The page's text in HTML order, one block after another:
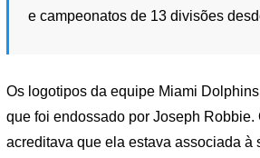
e campeonatos de 13 divisões
Os logotipos da equipe Miami
que foi endossado por Joseph Robbie.
acreditava que ela estava associada à